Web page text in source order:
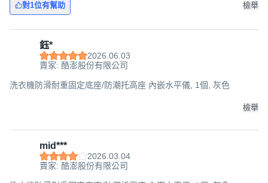
對1位有幫助 檢舉
鈺*
2026.06.03
賣家: 酷澎股份有限公司
洗衣機防滑耐重固定底座/防潮托高座 內嵌水平儀, 1個, 灰色
檢舉
mid***
2026.03.04
賣家: 酷澎股份有限公司